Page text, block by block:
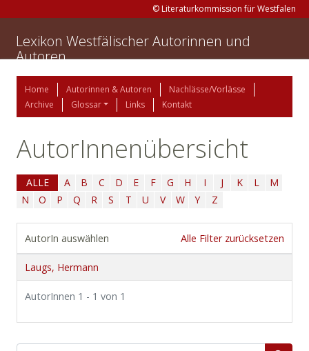
© Literaturkommission für Westfalen
Lexikon Westfälischer Autorinnen und
Autoren
Home Autorinnen & Autoren
Nachlässe/Vorlässe
Archive
Glossar Links Kontakt
AutorInnenübersicht
ALLE A B C D E F G H I J K L
M
N
O P Q R S T U V W Y Z
Alle Filter zurücksetzen
AutorIn auswählen
Laugs, Hermann
AutorInnen 1 - 1 von 1